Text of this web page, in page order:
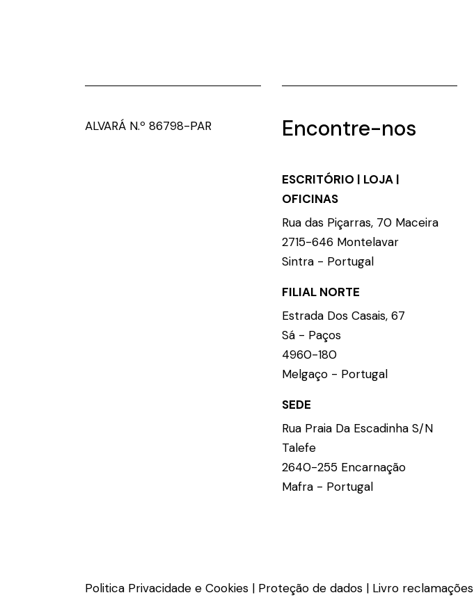
ALVARÁ N.º 86798-PAR Encontre-nos
ESCRITÓRIO | LOJA |
OFICINAS
Rua das Piçarras, 70 Maceira
2715-646 Montelavar
Sintra - Portugal
FILIAL NORTE
Estrada Dos Casais, 67
Sá - Paços
4960-180
Melgaço - Portugal
SEDE
Rua Praia Da Escadinha S/N
Talefe
2640-255 Encarnação
Mafra - Portugal
Politica Privacidade e Cookies | Proteção de dados | Livro reclamações